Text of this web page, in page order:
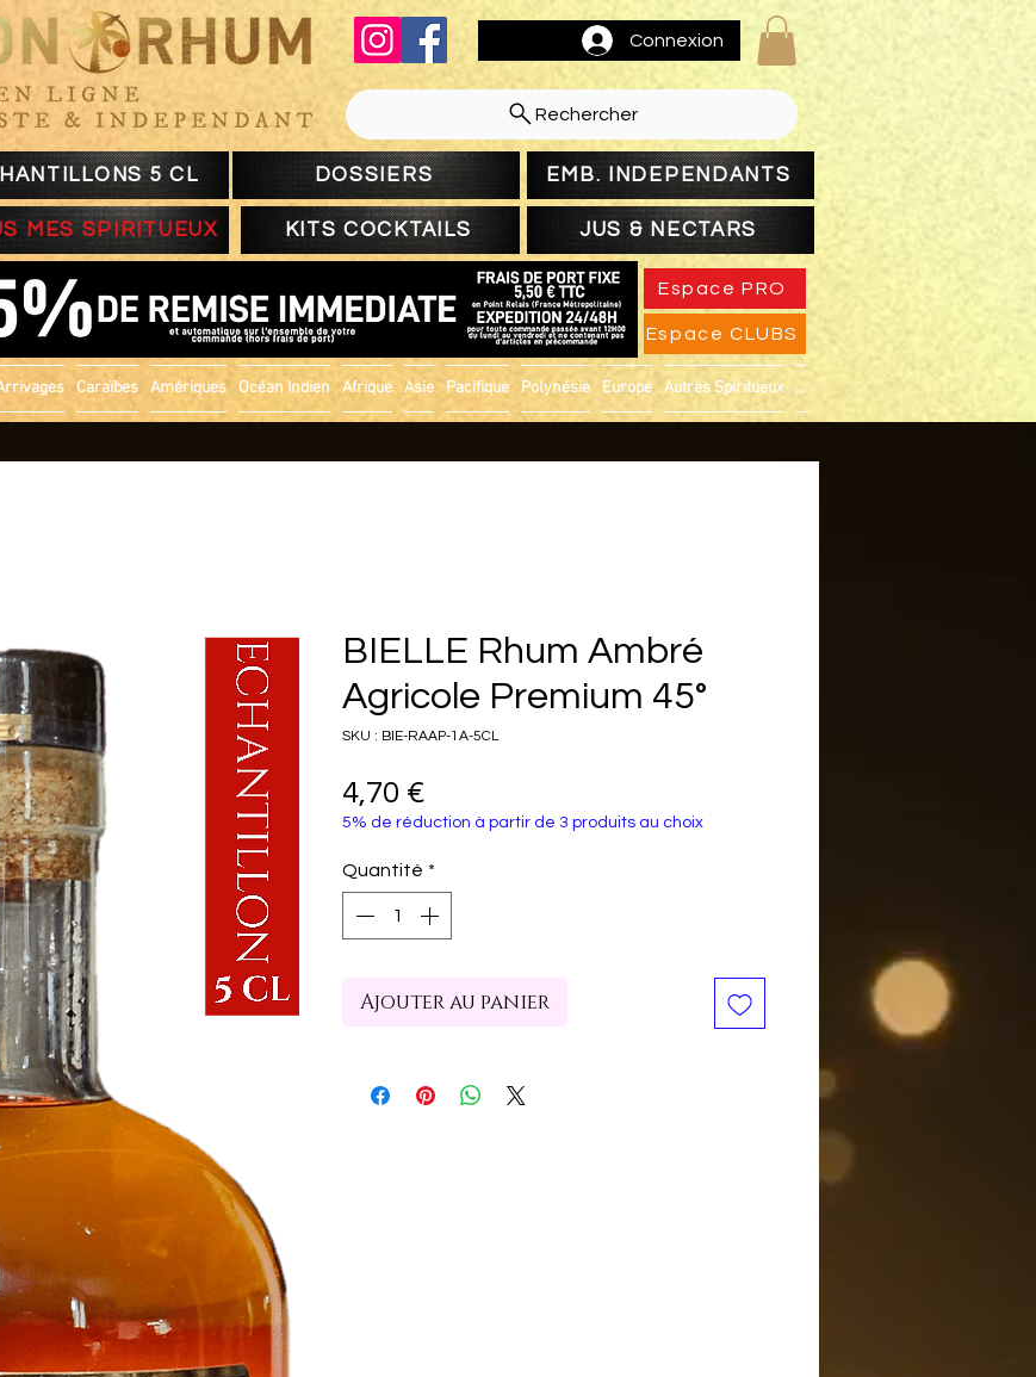
Connexion
Rechercher
5 CL DOSSIERS EMB. INDEPENDANTS
MES SPIRITUEUX KITS COCKTAILS JUS & NECTARS
Espace PRO
Espace CLUBS
Caraïbes Amériques Océan Indien Afrique Asie Pacifique Polynésie Europe Autres Spiritueux ...
BIELLE Rhum Ambré
Agricole Premium 45°
SKU : BIE-RAAP-1A-5CL
4,70 €
5% de réduction à partir de 3 produits au choix
Quantité *
Ajouter au panier